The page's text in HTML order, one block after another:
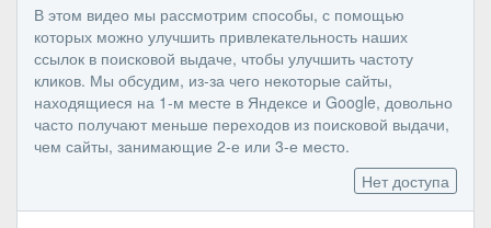
В этом видео мы рассмотрим способы, с помощью
которых можно улучшить привлекательность наших
ссылок в поисковой выдаче, чтобы улучшить частоту
кликов. Мы обсудим, из-за чего некоторые сайты,
находящиеся на 1-м месте в Яндексе и Google, довольно
часто получают меньше переходов из поисковой выдачи,
чем сайты, занимающие 2-е или 3-е место.
Нет доступа